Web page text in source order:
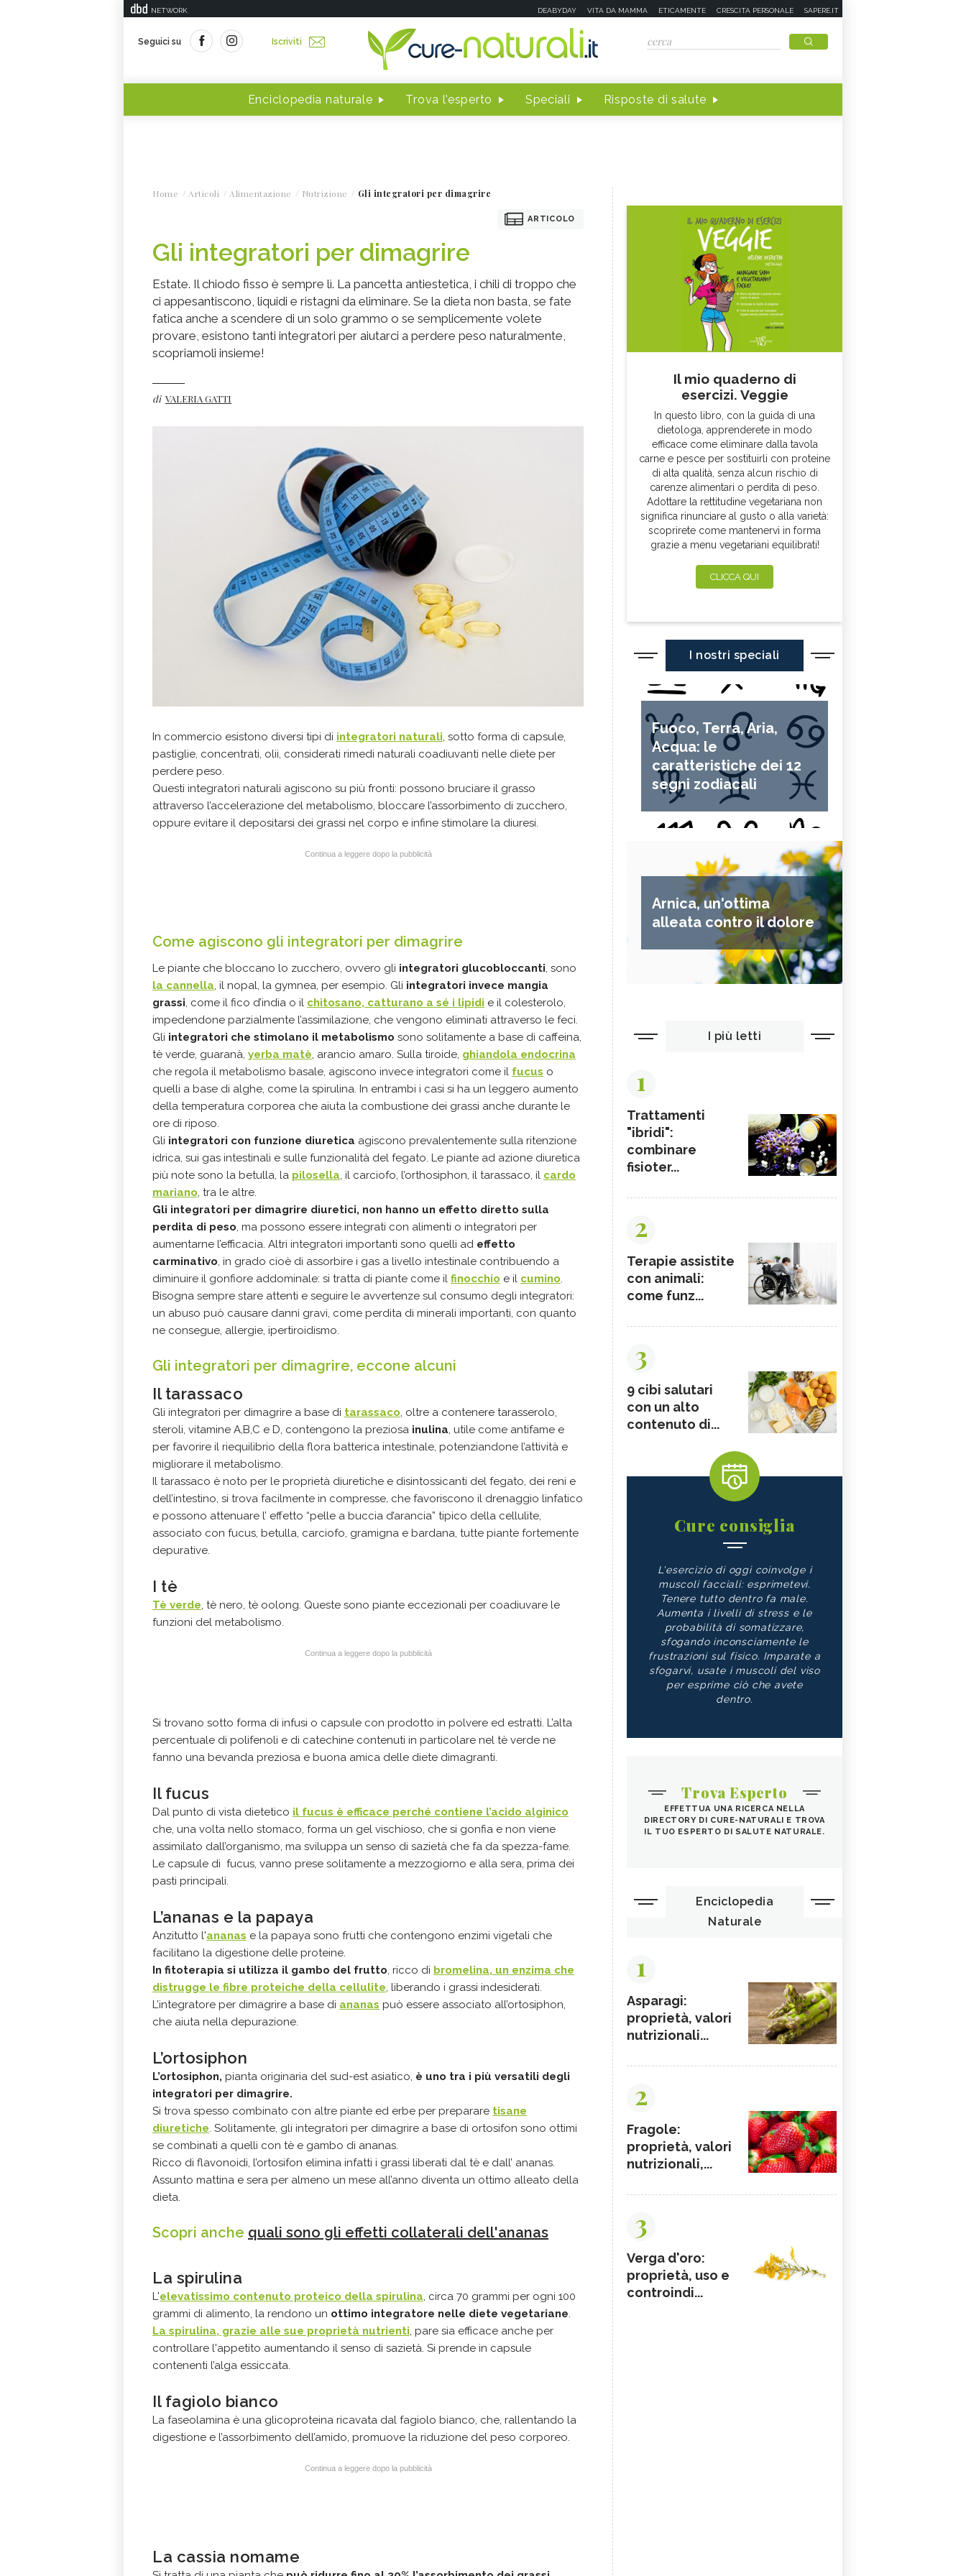
NETWORK DEABYDAY VITA DA MAMMA ETICAMENTE CRESCITA PERSONALE SAPERE.IT
Seguici su Iscriviti
Enciclopedia naturale Trova l'esperto Speciali Risposte di salute
Home Articoli Alimentazione Nutrizione Gli integratori per dimagrire
ARTICOLO
Gli integratori per dimagrire
Estate. Il chiodo fisso è sempre lì. La pancetta antiestetica, i chili di troppo che
ci appesantiscono, liquidi e ristagni da eliminare. Se la dieta non basta, se fate
fatica anche a scendere di un solo grammo o se semplicemente volete
provare, esistono tanti integratori per aiutarci a perdere peso naturalmente,
scopriamoli insieme!
di VALERIA GATTI
In commercio esistono diversi tipi di integratori naturali, sotto forma di capsule,
pastiglie, concentrati, olii, considerati rimedi naturali coadiuvanti nelle diete per
perdere peso.
Questi integratori naturali agiscono su più fronti: possono bruciare il grasso
attraverso l’accelerazione del metabolismo, bloccare l’assorbimento di zucchero,
oppure evitare il depositarsi dei grassi nel corpo e infine stimolare la diuresi.
Continua a leggere dopo la pubblicità
Come agiscono gli integratori per dimagrire
Le piante che bloccano lo zucchero, ovvero gli integratori glucobloccanti, sono
la cannella, il nopal, la gymnea, per esempio. Gli integratori invece mangia
grassi, come il fico d’india o il chitosano, catturano a sé i lipidi e il colesterolo,
impedendone parzialmente l’assimilazione, che vengono eliminati attraverso le feci.
Gli integratori che stimolano il metabolismo sono solitamente a base di caffeina,
tè verde, guaranà, yerba matè, arancio amaro. Sulla tiroide, ghiandola endocrina
che regola il metabolismo basale, agiscono invece integratori come il fucus o
quelli a base di alghe, come la spirulina. In entrambi i casi si ha un leggero aumento
della temperatura corporea che aiuta la combustione dei grassi anche durante le
ore di riposo.
Gli integratori con funzione diuretica agiscono prevalentemente sulla ritenzione
idrica, sui gas intestinali e sulle funzionalità del fegato. Le piante ad azione diuretica
più note sono la betulla, la pilosella, il carciofo, l’orthosiphon, il tarassaco, il cardo
mariano, tra le altre.
Gli integratori per dimagrire diuretici, non hanno un effetto diretto sulla
perdita di peso, ma possono essere integrati con alimenti o integratori per
aumentarne l’efficacia. Altri integratori importanti sono quelli ad effetto
carminativo, in grado cioè di assorbire i gas a livello intestinale contribuendo a
diminuire il gonfiore addominale: si tratta di piante come il finocchio e il cumino.
Bisogna sempre stare attenti e seguire le avvertenze sul consumo degli integratori:
un abuso può causare danni gravi, come perdita di minerali importanti, con quanto
ne consegue, allergie, ipertiroidismo.
Gli integratori per dimagrire, eccone alcuni
Il tarassaco
Gli integratori per dimagrire a base di tarassaco, oltre a contenere tarasserolo,
steroli, vitamine A,B,C e D, contengono la preziosa inulina, utile come antifame e
per favorire il riequilibrio della flora batterica intestinale, potenziandone l’attività e
migliorare il metabolismo.
Il tarassaco è noto per le proprietà diuretiche e disintossicanti del fegato, dei reni e
dell’intestino, si trova facilmente in compresse, che favoriscono il drenaggio linfatico
e possono attenuare l’ effetto “pelle a buccia d’arancia” tipico della cellulite,
associato con fucus, betulla, carciofo, gramigna e bardana, tutte piante fortemente
depurative.
I tè
Tè verde, tè nero, tè oolong. Queste sono piante eccezionali per coadiuvare le
funzioni del metabolismo.
Continua a leggere dopo la pubblicità
Si trovano sotto forma di infusi o capsule con prodotto in polvere ed estratti. L’alta
percentuale di polifenoli e di catechine contenuti in particolare nel tè verde ne
fanno una bevanda preziosa e buona amica delle diete dimagranti.
Il fucus
Dal punto di vista dietetico il fucus è efficace perché contiene l’acido alginico
che, una volta nello stomaco, forma un gel vischioso, che si gonfia e non viene
assimilato dall’organismo, ma sviluppa un senso di sazietà che fa da spezza-fame.
Le capsule di fucus, vanno prese solitamente a mezzogiorno e alla sera, prima dei
pasti principali.
L’ananas e la papaya
Anzitutto l'ananas e la papaya sono frutti che contengono enzimi vigetali che
facilitano la digestione delle proteine.
In fitoterapia si utilizza il gambo del frutto, ricco di bromelina, un enzima che
distrugge le fibre proteiche della cellulite, liberando i grassi indesiderati.
L’integratore per dimagrire a base di ananas può essere associato all’ortosiphon,
che aiuta nella depurazione.
L’ortosiphon
L’ortosiphon, pianta originaria del sud-est asiatico, è uno tra i più versatili degli
integratori per dimagrire.
Si trova spesso combinato con altre piante ed erbe per preparare tisane
diuretiche. Solitamente, gli integratori per dimagrire a base di ortosifon sono ottimi
se combinati a quelli con tè e gambo di ananas.
Ricco di flavonoidi, l’ortosifon elimina infatti i grassi liberati dal tè e dall’ ananas.
Assunto mattina e sera per almeno un mese all’anno diventa un ottimo alleato della
dieta.
Scopri anche quali sono gli effetti collaterali dell'ananas
La spirulina
L'elevatissimo contenuto proteico della spirulina, circa 70 grammi per ogni 100
grammi di alimento, la rendono un ottimo integratore nelle diete vegetariane.
La spirulina, grazie alle sue proprietà nutrienti, pare sia efficace anche per
controllare l'appetito aumentando il senso di sazietà. Si prende in capsule
contenenti l’alga essiccata.
Il fagiolo bianco
La faseolamina è una glicoproteina ricavata dal fagiolo bianco, che, rallentando la
digestione e l’assorbimento dell’amido, promuove la riduzione del peso corporeo.
Continua a leggere dopo la pubblicità
La cassia nomame
Il mio quaderno di
esercizi. Veggie
In questo libro, con la guida di una
dietologa, apprenderete in modo
efficace come eliminare dalla tavola
carne e pesce per sostituirli con proteine
di alta qualità, senza alcun rischio di
carenze alimentari o perdita di peso.
Adottare la rettitudine vegetariana non
significa rinunciare al gusto o alla varietà:
scoprirete come mantenervi in forma
grazie a menu vegetariani equilibrati!
CLICCA QUI
I nostri speciali
Fuoco, Terra, Aria,
Acqua: le
caratteristiche dei 12
segni zodiacali
Arnica, un'ottima
alleata contro il dolore
I più letti
1
Trattamenti
"ibridi":
combinare
fisioter...
2
Terapie assistite
con animali:
come funz...
3
9 cibi salutari
con un alto
contenuto di...
Cure consiglia
L'esercizio di oggi coinvolge i
muscoli facciali: esprimetevi.
Tenere tutto dentro fa male.
Aumenta i livelli di stress e le
probabilità di somatizzare,
sfogando inconsciamente le
frustrazioni sul fisico. Imparate a
sfogarvi, usate i muscoli del viso
per esprime ciò che avete
dentro.
Trova Esperto
EFFETTUA UNA RICERCA NELLA
DIRECTORY DI CURE-NATURALI E TROVA
IL TUO ESPERTO DI SALUTE NATURALE.
Enciclopedia
Naturale
1
Asparagi:
proprietà, valori
nutrizionali...
2
Fragole:
proprietà, valori
nutrizionali,...
3
Verga d'oro:
proprietà, uso e
controindi...